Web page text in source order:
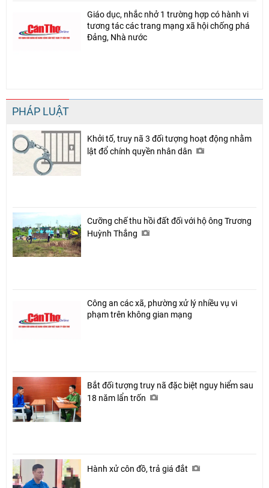
Giáo dục, nhắc nhở 1 trường hợp có hành vi
tương tác các trang mạng xã hội chống phá
Đảng, Nhà nước
PHÁP LUẬT
Khởi tố, truy nã 3 đối tượng hoạt động nhằm
lật đổ chính quyền nhân dân
Cưỡng chế thu hồi đất đối với hộ ông Trương
Huỳnh Thắng
Công an các xã, phường xử lý nhiều vụ vi
phạm trên không gian mạng
Bắt đối tượng truy nã đặc biệt nguy hiểm sau
18 năm lẩn trốn
Hành xử côn đồ, trả giá đắt